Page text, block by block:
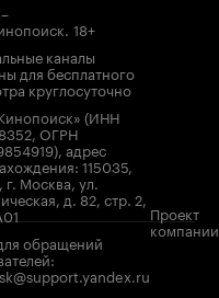
. 18+
каналы
для бесплатного
круглосуточно
(ИНН
ОГРН
адрес
115035,
г. Москва, ул.
д. 82, стр. 2,
обращений
Проект
компании